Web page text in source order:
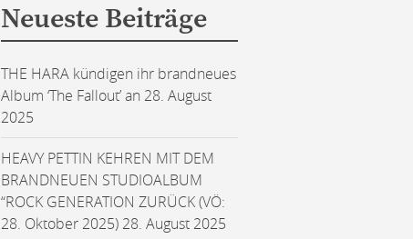
Neueste Beiträge
THE HARA kündigen ihr brandneues
Album ‘The Fallout’ an 28. August
2025
HEAVY PETTIN KEHREN MIT DEM
BRANDNEUEN STUDIOALBUM
“ROCK GENERATION ZURÜCK (VÖ:
28. Oktober 2025) 28. August 2025